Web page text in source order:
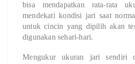
bisa mendapatkan rata-rata
mendekati kondisi jari saat
untuk cincin yang dipilih akan
digunakan sehari-hari.
Mengukur ukuran jari sendiri